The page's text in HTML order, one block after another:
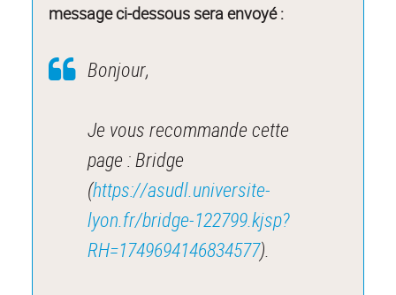
message ci-dessous sera envoyé :
Bonjour,
Je vous recommande cette
page : Bridge
(https://asudl.universite-
lyon.fr/bridge-122799.kjsp?
RH=1749694146834577).